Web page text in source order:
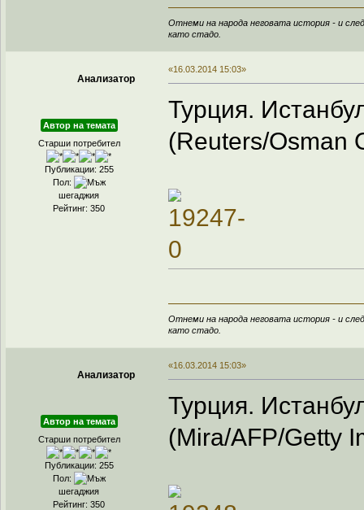
Отнеми на народа неговата история - и
като стадо.
Анализатор
Автор на темата
Старши потребител
Публикации: 255
Пол:
шегаджия
Рейтинг: 350
«16.03.2014 15:03»
Турция.
(Reuters/Osman
Отнеми на народа неговата история - и
като стадо.
Анализатор
Автор на темата
Старши потребител
Публикации: 255
Пол:
шегаджия
Рейтинг: 350
«16.03.2014 15:03»
Турция.
(Mira/AFP/Getty